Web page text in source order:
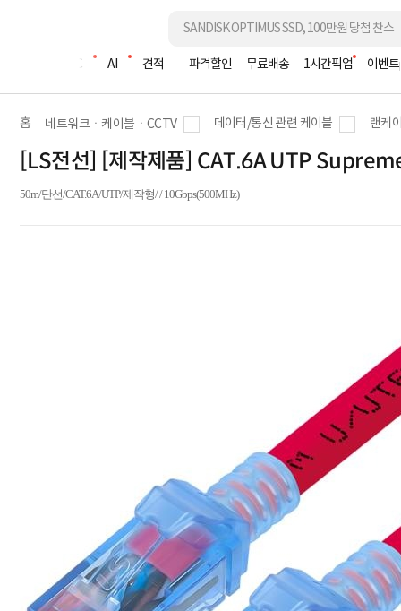
조립PC AI 견적 파격할인 무료배송 1시간픽업 이벤트
홈 네트워크ㆍ케이블ㆍCCTV 데이터/통신 관련 케이블 랜케
[LS전선] [제작제품] CAT.6A UTP
50m/단선/CAT.6A/UTP/제작형/ / 10Gbps(500MHz)